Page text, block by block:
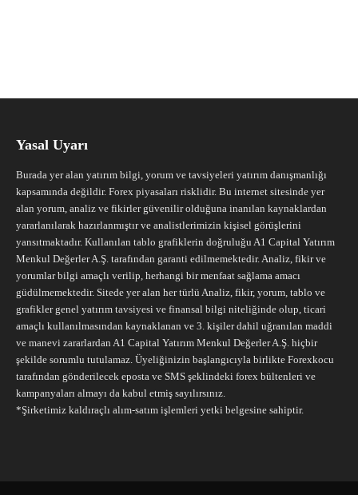
Yasal Uyarı
Burada yer alan yatırım bilgi, yorum ve tavsiyeleri yatırım danışmanlığı
kapsamında değildir. Forex piyasaları risklidir. Bu internet sitesinde yer
alan yorum, analiz ve fikirler güvenilir olduğuna inanılan kaynaklardan
yararlanılarak hazırlanmıştır ve analistlerimizin kişisel görüşlerini
yansıtmaktadır. Kullanılan tablo grafiklerin doğruluğu A1 Capital Yatırım
Menkul Değerler A.Ş. tarafından garanti edilmemektedir. Analiz, fikir ve
yorumlar bilgi amaçlı verilip, herhangi bir menfaat sağlama amacı
güdülmemektedir. Sitede yer alan her türlü Analiz, fikir, yorum, tablo ve
grafikler genel yatırım tavsiyesi ve finansal bilgi niteliğinde olup, ticari
amaçlı kullanılmasından kaynaklanan ve 3. kişiler dahil uğranılan maddi
ve manevi zararlardan A1 Capital Yatırım Menkul Değerler A.Ş. hiçbir
şekilde sorumlu tutulamaz. Üyeliğinizin başlangıcıyla birlikte Forexkocu
tarafından gönderilecek eposta ve SMS şeklindeki forex bültenleri ve
kampanyaları almayı da kabul etmiş sayılırsınız.
*Şirketimiz kaldıraçlı alım-satım işlemleri yetki belgesine sahiptir.